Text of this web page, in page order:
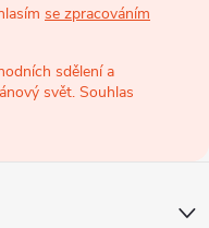
se zpracováním
sdělení a
svět. Souhlas